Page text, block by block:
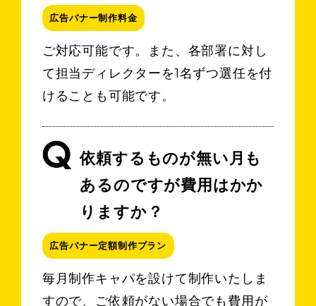
広告バナー制作料金
ご対応可能です。また、各部署に対し
て担当ディレクターを1名ずつ選任を付
けることも可能です。
依頼するものが無い月も
あるのですが費用はかか
りますか？
広告バナー定額制作プラン
毎月制作キャパを設けて制作いたしま
すので、ご依頼がない場合でも費用が